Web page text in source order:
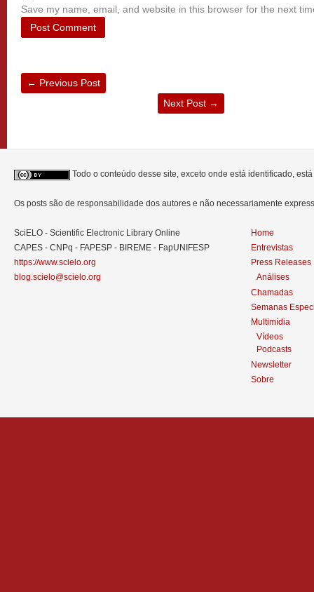
Save my name, email, and website in this browser for the next
← Previous Post
Next Post →
Todo o conteúdo desse site, exceto onde está identificado,
Os posts são de responsabilidade dos autores e não necessariamente
SciELO - Scientific Electronic Library Online
CAPES - CNPq - FAPESP - BIREME - FapUNIFESP
https://www.scielo.org
blog.scielo@scielo.org
Home
Entrevistas
Press Releases
Análises
Chamadas
Semanas
Multimídia
Vídeos
Podcasts
Newsletter
Sobre